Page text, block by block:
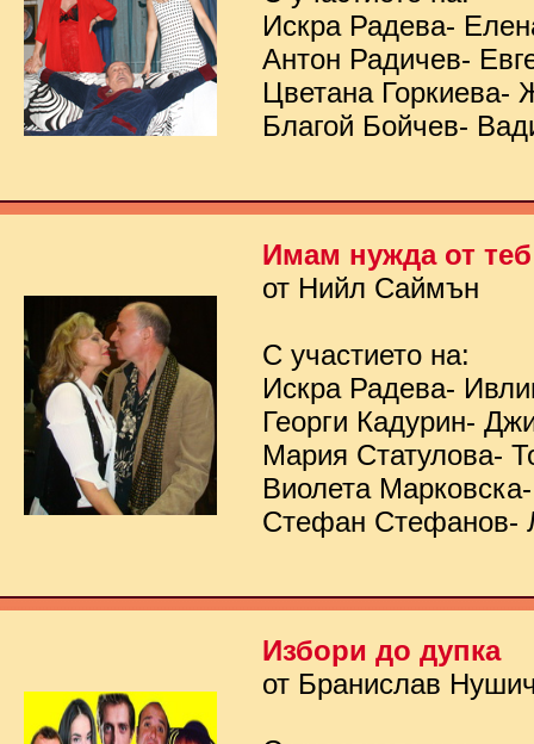
Искра Радева-
Антон Радичев-
Цветана Горкиева-
Благой Бойчев-
Имам нужда от теб
от Нийл Саймън
С участието на:
Искра Радева-
Георги Кадурин-
Мария Статулова-
Виолета
Стефан Стефанов-
Избори до дупка
от Бранислав